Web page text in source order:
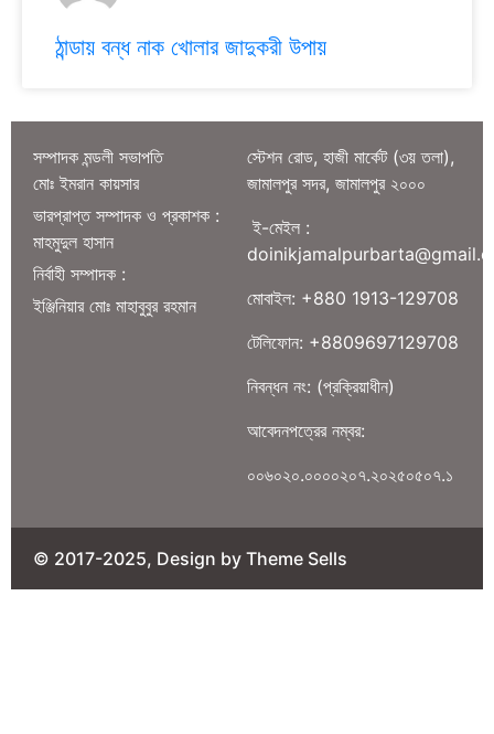
ঠান্ডায় বন্ধ নাক খোলার জাদুকরী উপায়
সম্পাদক মন্ডলী সভাপতি
মোঃ ইমরান কায়সার
ভারপ্রাপ্ত সম্পাদক ও প্রকাশক :
মাহমুদুল হাসান
নির্বাহী সম্পাদক :
ইঞ্জিনিয়ার মোঃ মাহাবুবুর রহমান
স্টেশন রোড, হাজী মার্কেট (৩য় তলা),
জামালপুর সদর, জামালপুর ২০০০
ই-মেইল :
মোবাইল: +880 1913-129708
টেলিফোন: +8809697129708
নিবন্ধন নং: (প্রক্রিয়াধীন)
আবেদনপত্রের নম্বর:
০০৬০২০.০০০০২০৭.২০২৫০৫০৭.১
© 2017-2025, Design by Theme Sells